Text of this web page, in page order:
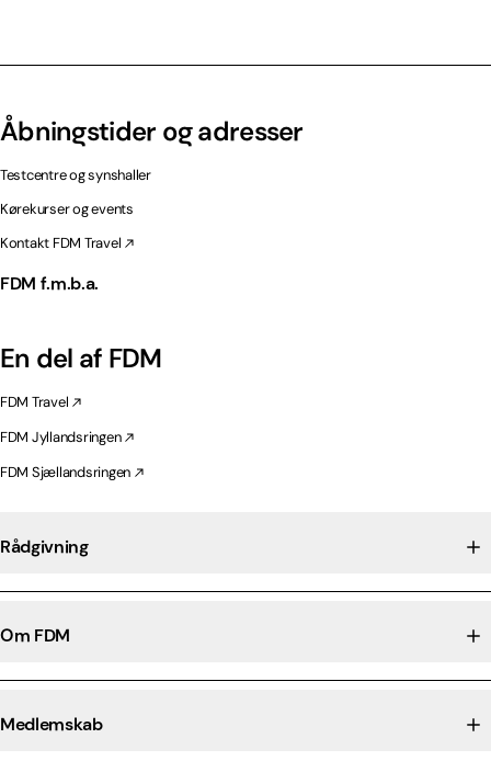
Åbningstider og adresser
Testcentre og synshaller
Kørekurser og events
Kontakt FDM Travel
FDM f.m.b.a.
En del af FDM
FDM Travel
FDM Jyllandsringen
FDM Sjællandsringen
Rådgivning
Om FDM
Medlemskab